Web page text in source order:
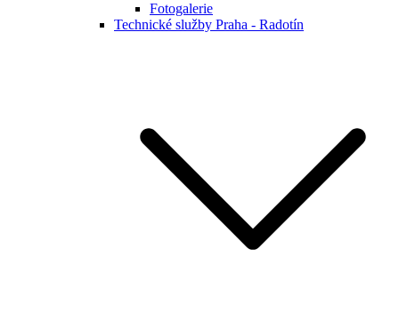
Fotogalerie
Technické služby Praha - Radotín